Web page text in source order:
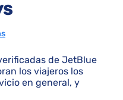
de JetBlue
los viajeros los
en general, y